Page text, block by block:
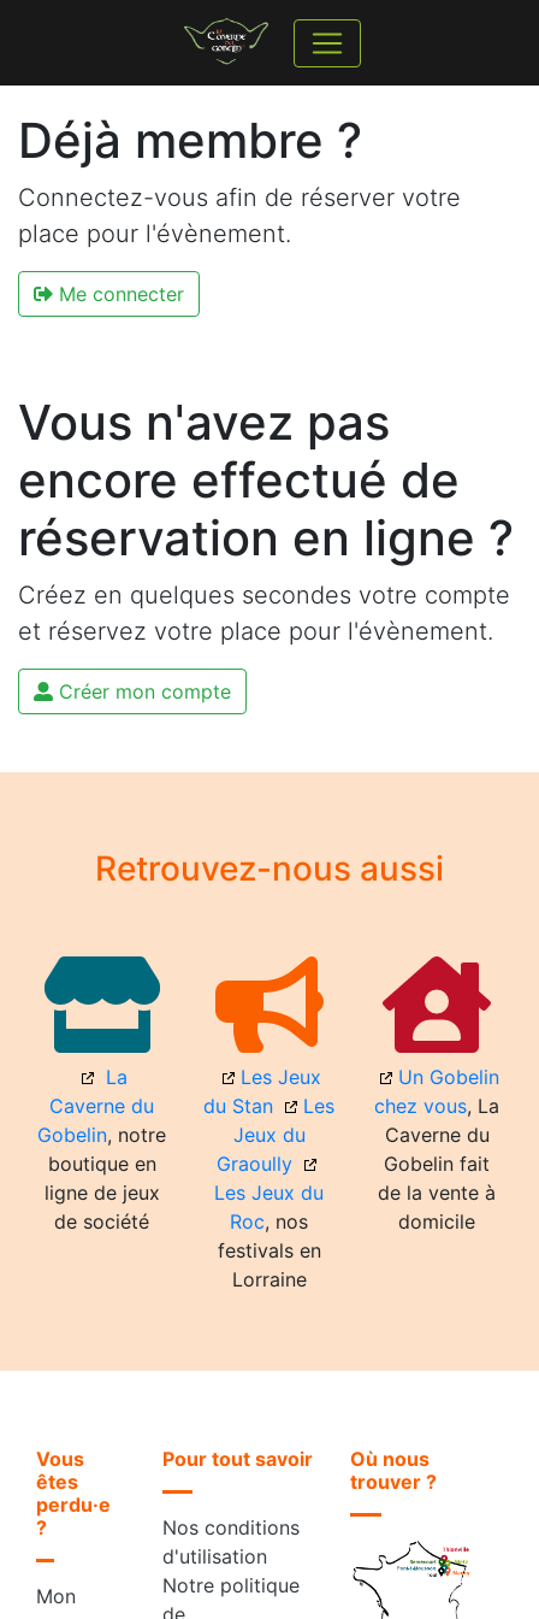
Déjà membre ?
Connectez-vous afin de réserver votre
place pour l'évènement.
Me connecter
Vous n'avez pas
encore effectué de
réservation en ligne ?
Créez en quelques secondes votre compte
et réservez votre place pour l'évènement.
Créer mon compte
Retrouvez-nous aussi
La
Caverne du
Gobelin, notre
boutique en
ligne de jeux
de société
Les Jeux
du Stan
Les
Jeux du
Graoully
Les Jeux du
Roc, nos
festivals en
Lorraine
Un Gobelin
chez vous, La
Caverne du
Gobelin fait
de la vente à
domicile
Vous
êtes
perdu·e
?
Mon
Pour tout savoir
Nos conditions
d'utilisation
Notre politique
de
Où nous
trouver ?